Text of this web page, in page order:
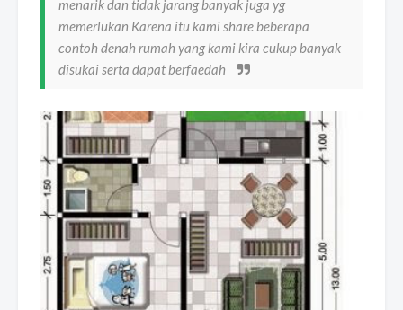
menarik dan tidak jarang banyak juga yg
memerlukan Karena itu kami share beberapa
contoh denah rumah yang kami kira cukup banyak
disukai serta dapat berfaedah